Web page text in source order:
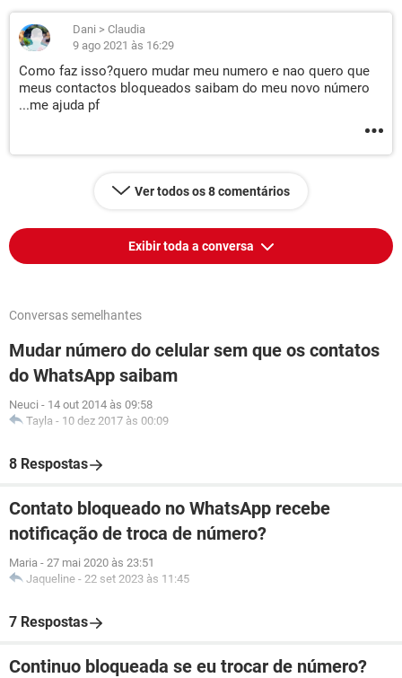
Dani > Claudia
9 ago 2021 às 16:29
Como faz isso?quero mudar meu numero e nao quero que
meus contactos bloqueados saibam do meu novo número
...me ajuda pf
Ver todos os 8 comentários
Exibir toda a conversa
Conversas semelhantes
Mudar número do celular sem que os contatos
do WhatsApp saibam
Neuci - 14 out 2014 às 09:58
Tayla - 10 dez 2017 às 00:09
8 Respostas
Contato bloqueado no WhatsApp recebe
notificação de troca de número?
Maria - 27 mai 2020 às 23:51
Jaqueline - 22 set 2023 às 11:45
7 Respostas
Continuo bloqueada se eu trocar de número?